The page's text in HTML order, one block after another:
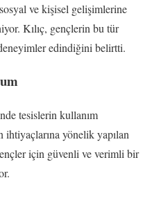
ve kişisel gelişimlerine
Kılıç, gençlerin bu tür
edindiğini belirtti.
tesislerin kullanım
yönelik yapılan
için güvenli ve verimli bir